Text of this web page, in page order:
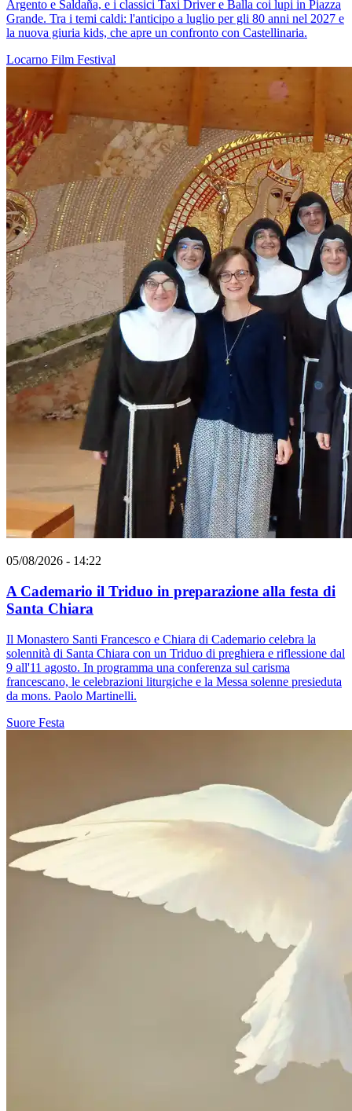
Argento e Saldaña, e i classici Taxi Driver e Balla coi lupi in Piazza
Grande. Tra i temi caldi: l'anticipo a luglio per gli 80 anni nel 2027 e
la nuova giuria kids, che apre un confronto con Castellinaria.
Locarno Film Festival
05/08/2026 - 14:22
A Cademario il Triduo in preparazione alla festa di
Santa Chiara
Il Monastero Santi Francesco e Chiara di Cademario celebra la
solennità di Santa Chiara con un Triduo di preghiera e riflessione dal
9 all'11 agosto. In programma una conferenza sul carisma
francescano, le celebrazioni liturgiche e la Messa solenne presieduta
da mons. Paolo Martinelli.
Suore Festa